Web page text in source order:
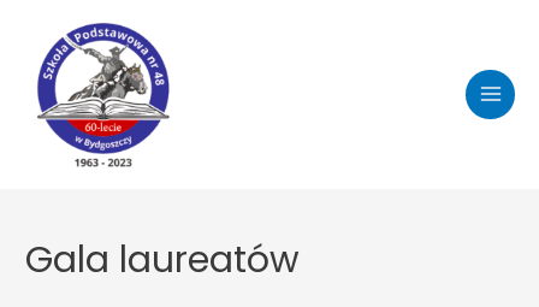
Gala laureatów